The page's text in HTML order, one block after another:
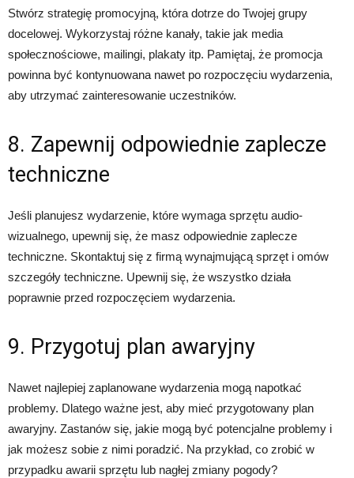
Stwórz strategię promocyjną, która dotrze do Twojej grupy
docelowej. Wykorzystaj różne kanały, takie jak media
społecznościowe, mailingi, plakaty itp. Pamiętaj, że promocja
powinna być kontynuowana nawet po rozpoczęciu wydarzenia,
aby utrzymać zainteresowanie uczestników.
8. Zapewnij odpowiednie zaplecze
techniczne
Jeśli planujesz wydarzenie, które wymaga sprzętu audio-
wizualnego, upewnij się, że masz odpowiednie zaplecze
techniczne. Skontaktuj się z firmą wynajmującą sprzęt i omów
szczegóły techniczne. Upewnij się, że wszystko działa
poprawnie przed rozpoczęciem wydarzenia.
9. Przygotuj plan awaryjny
Nawet najlepiej zaplanowane wydarzenia mogą napotkać
problemy. Dlatego ważne jest, aby mieć przygotowany plan
awaryjny. Zastanów się, jakie mogą być potencjalne problemy i
jak możesz sobie z nimi poradzić. Na przykład, co zrobić w
przypadku awarii sprzętu lub nagłej zmiany pogody?